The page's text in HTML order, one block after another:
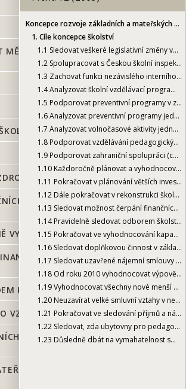
Koncepce rozvoje základních a mateřských škol v městské části Praha 12 (2009)
1. Cíle koncepce školství
1.1 Sledovat veškeré legislativní změny ve školství
1.2 Spolupracovat s Českou školní inspekcí při vyhodnocování jednotlivých inspekčních zpráv
1.3 Zachovat funkci nezávislého interního auditora podřízeného přímo řediteli škol (finanční prostředky v neinvestičním příspěvku základních a mateřských škol)
1.4Analyzovat školní vzdělávací programy v základních a mateřských školách jednou za dva roky
1.5 Podporovat preventivní programy v základních a mateřských školách (rozpočet městské části, jiné alternativní zdroje)
1.6Analyzovat preventivní programy jednou za dva roky v základních a mateřských školách (prevence sociálně patologických jevů, prevence kriminality)
1.7 Analyzovat volnočasové aktivity jednou za dva roky
1.8 Podporovat vzdělávání pedagogických pracovníků v městské části (rozpočet městské části, jiné alternativní zdroje)
1.9 Podporovat zahraniční spolupráci (cesty do zahraničí)
1.10 Každoročně plánovat a vyhodnocovat kombinovaný způsob oprav
1.11 Pokračovat v plánování větších investic a dalších investičních výhledů do školských budov
1.12 Dále pokračovat v rekonstrukci školních jídelen
1.13 Sledovat možnost čerpání finančních prostředků z jiných alternativních zdrojů (školní budovy, hřiště)
1.14Pravidelně sledovat odborem školství, kultury a vzdělávání čerpání finančních normativů, plnění spotřebních košů, pestrost jídelních lístků
1.15 Pokračovat ve vyhodnocování kapacity základních a mateřských škol a plně využít kapacity volné
1.16 Sledovat doplňkovou činnost v základních a mateřských školách (pokles finančních prostředků v doplňkové činnosti škol)
1.17 Sledovat uzavřené nájemní smlouvy uzavřené na dobu určitou, a to vzhledem ke kapacitě škol
1.18 Od roku 2010 vyhodnocovat výpovědi velkých smluv na dobu neurčitou, a to vzhledem ke kapacitě škol
1.19Vyhodnocovat všechny nové menší pronájmy nebytových prostor v základních či mateřských školách, a to vzhledem k jejich kapacitě
1.20 Neuzavírat velké smluvní vztahy v nebytových prostorech základních a mateřských škol, a to vzhledem k jejich kapacitě
1.21 Pokračovat ve sledování příjmů a nákladů jednotlivých škol (případné zvyšování nákladů v kapitole školství – příprava rozpočtu)
1.22 Sledovat, zda ubytovny pro pedagogické pracovníky plně pokrývají požadovanou kapacitu
1.23 Důsledně dbát na vymahatelnost smluv v ubytovacích prostorech (školnických bytech, přístřeších ve školských objektech, bytovém ubytování ve školském objektu Angelovova)
MĚSTSKÉ ČÁSTI, JINÉ
BUDOV
(ŠKOLNÍ BUDOVY, HŘIŠTĚ)
NORMATIVŮ, PLNĚNÍ
VYUŽÍT KAPACITY VOLNÉ
PROSTŘEDKŮ V
KE KAPACITĚ ŠKOL
VZHLEDEM KE KAPACITĚ ŠKOL
ČI MATEŘSKÝCH ŠKOLÁCH, A
ŠKOL, A TO VZHLEDEM K